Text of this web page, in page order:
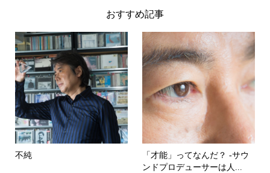
おすすめ記事
不純
「才能」ってなんだ？ -サウ
ンドプロデューサーは人...